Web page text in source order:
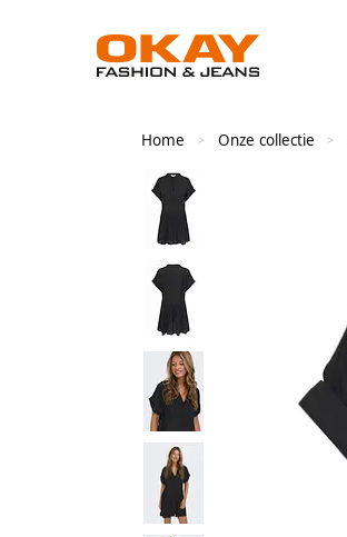
Home > Onze collectie >